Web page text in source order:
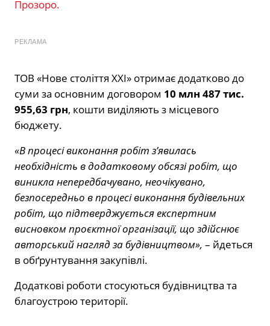
Прозоро.
РЕКЛАМА
ТОВ «Нове століття ХХІ» отримає додатково до
суми за основним договором 10 млн 487 тис.
955,63 грн, кошти виділяють з місцевого
бюджету.
«В процесі виконання робіт з’явилась
необхідність в додатковому обсязі робіт, що
виникла непередбачувано, неочікувано,
безпосередньо в процесі виконання будівельних
робіт, що підтверджується експертним
висновком проєктної організації, що здійснює
авторський нагляд за будівництвом», – йдеться
в обґрунтування закупівлі.
Додаткові роботи стосуються будівництва та
благоустрою території.